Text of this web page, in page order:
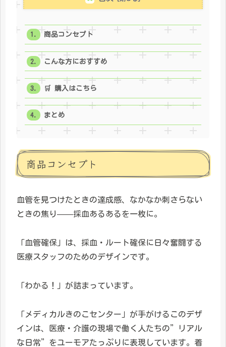
商品コンセプト
こんな方におすすめ
🛒 購入はこちら
まとめ
商品コンセプト
血管を見つけたときの達成感、なかなか刺さらない
ときの焦り——採血あるあるを一枚に。
「血管確保」は、採血・ルート確保に日々奮闘する
医療スタッフのためのデザインです。
「わかる！」が詰まっています。
「メディカルきのこセンター」が手がけるこのデザ
インは、医療・介護の現場で働く人たちの”リアル
な日常”をユーモアたっぷりに表現しています。着